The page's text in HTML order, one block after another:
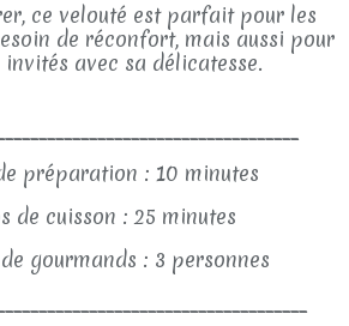
ce velouté est parfait pour les
de réconfort, mais aussi pour
avec sa délicatesse.
préparation : 10 minutes
de cuisson : 25 minutes
gourmands : 3 personnes